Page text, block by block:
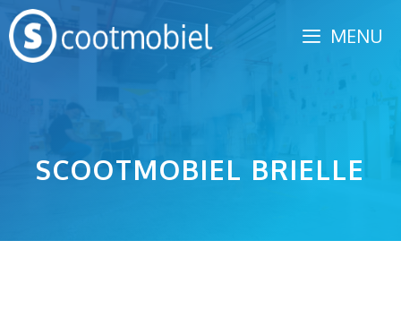
Spring
naar
inhoud
MENU
SCOOTMOBIEL BRIELLE